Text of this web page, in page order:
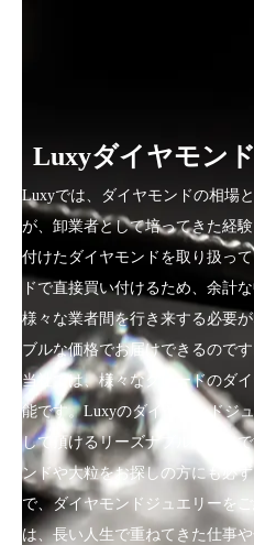
Luxyダイヤモン
Luxyでは、ダイヤモンドの相場
が、卸業者として培ってきた経
付けたダイヤモンドを取り扱っ
ドで直接買い付けるため、余計
様々な業者間を行き来する必要
ブルな価格でお届けできるので
当社では、様々なグレードのダ
能です。Luxyのダイヤモンドジ
して頂けるリーズナブルな価格
ンドや大粒をお探しの方にも必
で、ダイヤモンドジュエリーを
は、長い人生で重ねてきた仕事